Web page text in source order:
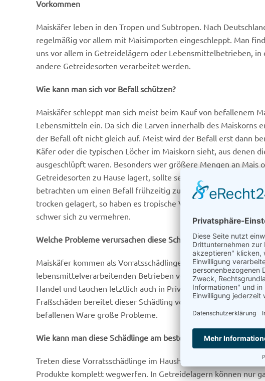
Vorkommen
Maiskäfer leben in den Tropen und Subtropen. Nach
regelmäßig vor allem mit Maisimporten eingeschleppt. Man
uns vor allem in Getreidelägern oder Lebensmittelbetrieben, in
andere Getreidesorten verarbeitet werden.
Wie kann man sich vor Befall schützen?
Maiskäfer schleppt man sich meist beim Kauf von befallenem
Lebensmitteln ein. Da sich die Larven innerhalb des Maiskorns
der Befall oft nicht gleich auf. Meist wird der Befall erst dann
Käfer oder die typischen Löcher im Maiskorn sieht, aus denen
ausgeschlüpft waren. Besonders wer größere Mengen an Mais
Getreidesorten zu Hause lagert, sollte seine Vorräte regelmäßig
betrachten um einen Befall frühzeitig zu erkennen. Werden
trocken gelagert, so haben es tropische Vorratsschädlinge wie
schwer sich zu vermehren.
Welche Probleme verursachen diese Schädlinge?
Maiskäfer kommen als Vorratsschädlinge in Getreidelägern und
lebensmittelverarbeitenden Betrieben vor. Von hier aus
Handel und tauchen letztlich auch in Privathaushalten auf.
Fraßschäden bereitet dieser Schädling vor allem durch die
befallenen Ware große Probleme.
Wie kann man diese Schädlinge am besten bekämpfen?
Treten diese Vorratsschädlinge im Haushalt auf, so sollte man
Produkte komplett wegwerfen. In Getreidelagern können nur